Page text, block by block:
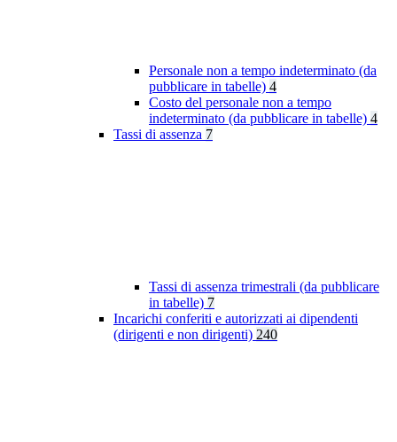
Personale non a tempo indeterminato (da
pubblicare in tabelle) 4
Costo del personale non a tempo
indeterminato (da pubblicare in tabelle) 4
Tassi di assenza 7
Tassi di assenza trimestrali (da pubblicare
in tabelle) 7
Incarichi conferiti e autorizzati ai dipendenti
(dirigenti e non dirigenti) 240